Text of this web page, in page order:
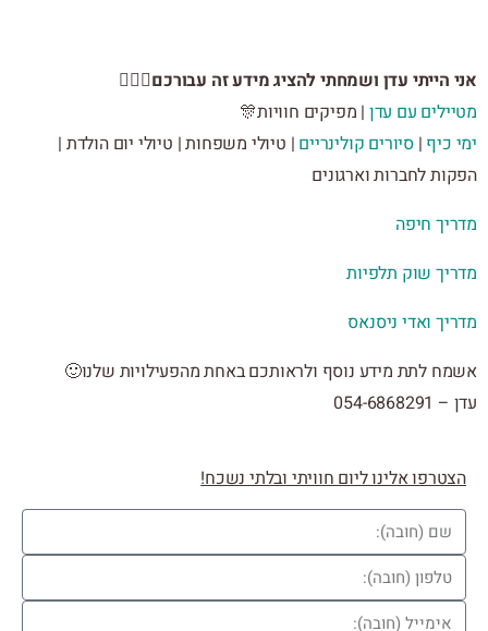
הייתי עדן ושמחתי להציג מידע זה עבורכם🙋🏻‍♂️
עם עדן| מפיקים חוויות🎊
|סיורים קולינריים| טיולי משפחות | טיולי יום הולדת |
לחברות וארגונים
חיפה
שוק תלפיות
ואדי ניסנאס
לתת מידע נוסף ולראותכם באחת מהפעילויות שלנו🙂
אלינו ליום חוויתי ובלתי נשכח!